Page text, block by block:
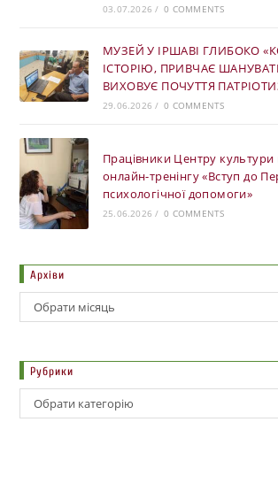
03.07.2026 / 0 COMMENTS
МУЗЕЙ У ІРШАВІ ГЛИБОКО
ІСТОРІЮ, ПРИВЧАЄ
ВИХОВУЄ ПОЧУТТЯ
29.06.2026 / 0 COMMENTS
Працівники Центру культури
онлайн-тренінгу «Вступ до
психологічної допомоги»
25.06.2026 / 0 COMMENTS
Архіви
Обрати місяць
Рубрики
Обрати категорію